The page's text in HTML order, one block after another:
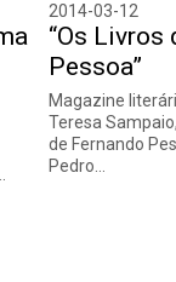
2014-03-12
“Os Livros
Pessoa”
Magazine
Teresa
de Fernando
Pedro…